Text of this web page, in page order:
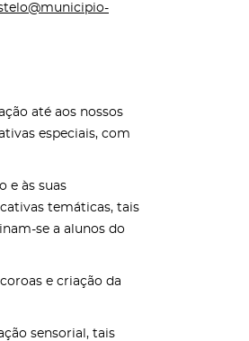
até aos nossos
especiais, com
e às suas
temáticas, tais
se a alunos do
e criação da
sensorial, tais